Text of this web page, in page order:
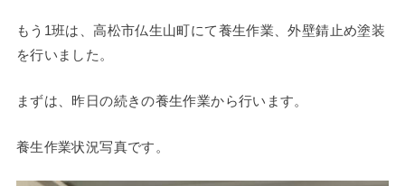
もう1班は、高松市仏生山町にて養生作業、外壁錆止め塗装
を行いました。
まずは、昨日の続きの養生作業から行います。
養生作業状況写真です。